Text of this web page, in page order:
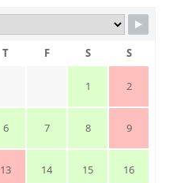
T F S S
1 2
6 7 8 9
13 14 15 16